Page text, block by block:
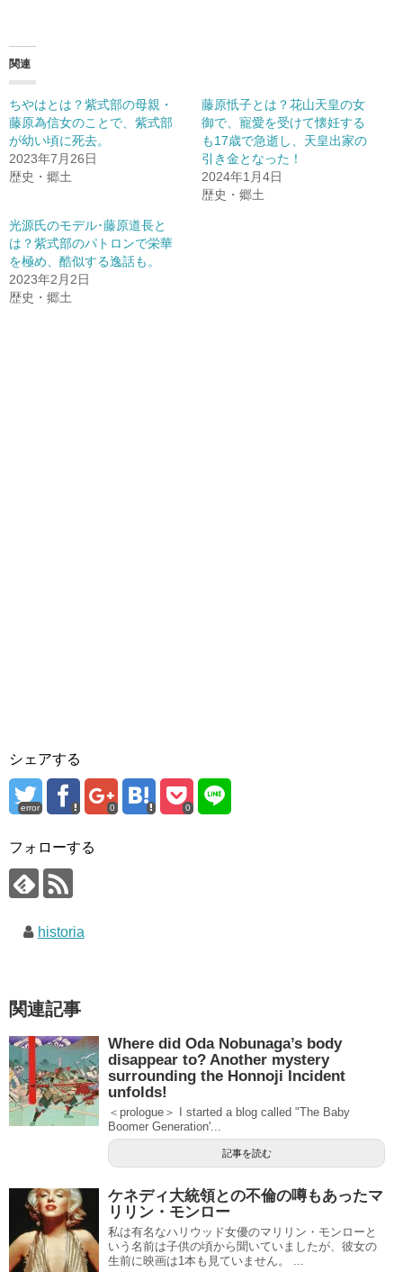
関連
ちやはとは？紫式部の母親・
藤原為信女のことで、紫式部
が幼い頃に死去。
2023年7月26日
歴史・郷土
藤原忯子とは？花山天皇の女
御で、寵愛を受けて懐妊する
も17歳で急逝し、天皇出家の
引き金となった！
2024年1月4日
歴史・郷土
光源氏のモデル･藤原道長と
は？紫式部のパトロンで栄華
を極め、酷似する逸話も。
2023年2月2日
歴史・郷土
シェアする
error 0 0
フォローする
historia
関連記事
Where did Oda Nobunaga’s body
disappear to? Another mystery
surrounding the Honnoji Incident
unfolds!
＜prologue＞ I started a blog called "The Baby
Boomer Generation'...
記事を読む
ケネディ大統領との不倫の噂もあったマ
リリン・モンロー
私は有名なハリウッド女優のマリリン・モンローと
いう名前は子供の頃から聞いていましたが、彼女の
生前に映画は1本も見ていません。 ...